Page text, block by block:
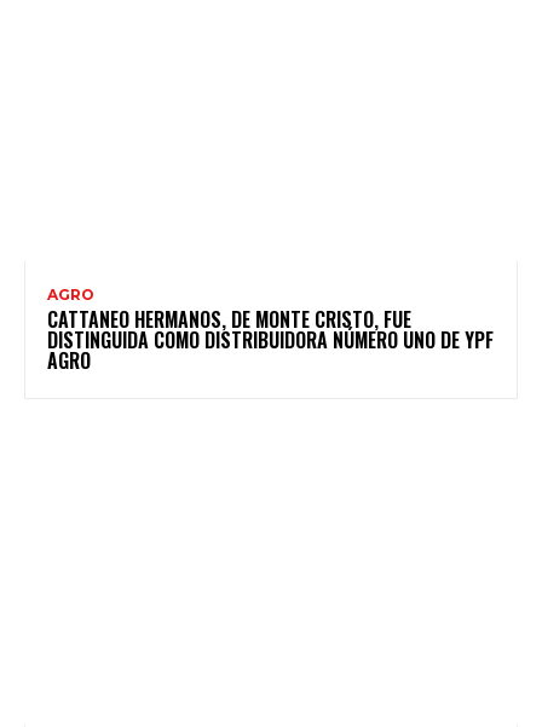
AGRO
CATTANEO HERMANOS, DE MONTE CRISTO, FUE
DISTINGUIDA COMO DISTRIBUIDORA NÚMERO UNO DE YPF
AGRO